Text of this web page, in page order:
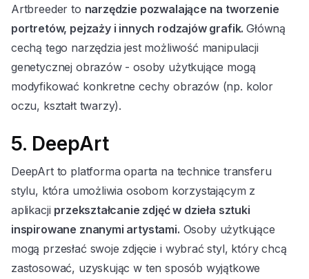
Artbreeder to narzędzie pozwalające na tworzenie
portretów, pejzaży i innych rodzajów grafik.Główną
cechą tego narzędzia jest możliwość manipulacji
genetycznej obrazów - osoby użytkujące mogą
modyfikować konkretne cechy obrazów (np. kolor
oczu, kształt twarzy).
5. DeepArt
DeepArt to platforma oparta na technice transferu
stylu, która umożliwia osobom korzystającym z
aplikacji przekształcanie zdjęć w dzieła sztuki
inspirowane znanymi artystami. Osoby użytkujące
mogą przesłać swoje zdjęcie i wybrać styl, który chcą
zastosować, uzyskując w ten sposób wyjątkowe